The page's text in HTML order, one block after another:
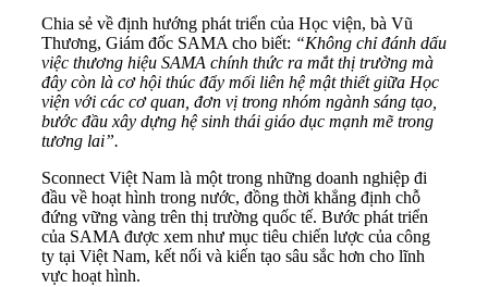
Chia sẻ về định hướng phát triển của Học viện, bà Vũ
Thương, Giám đốc SAMA cho biết: “Không chỉ đánh dấu
việc thương hiệu SAMA chính thức ra mắt thị trường mà
đây còn là cơ hội thúc đẩy mối liên hệ mật thiết giữa Học
viện với các cơ quan, đơn vị trong nhóm ngành sáng tạo,
bước đầu xây dựng hệ sinh thái giáo dục mạnh mẽ trong
tương lai”.
Sconnect Việt Nam là một trong những doanh nghiệp đi
đầu về hoạt hình trong nước, đồng thời khẳng định chỗ
đứng vững vàng trên thị trường quốc tế. Bước phát triển
của SAMA được xem như mục tiêu chiến lược của công
ty tại Việt Nam, kết nối và kiến tạo sâu sắc hơn cho lĩnh
vực hoạt hình.